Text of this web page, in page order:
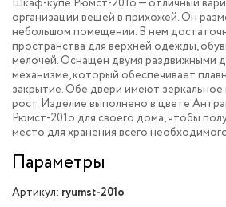
Шкаф-купе Рюмст-201o — отличный
организации вещей в прихожей. Он
небольшом помещении. В нем
пространства для верхней одежды,
мелочей. Оснащен двумя раздвижными
механизме, который обеспечивает
закрытие. Обе двери имеют зеркальное
рост. Изделие выполнено в цвете
Рюмст-201o для своего дома, чтобы
место для хранения всего
Параметры
Артикул: ryumst-201o